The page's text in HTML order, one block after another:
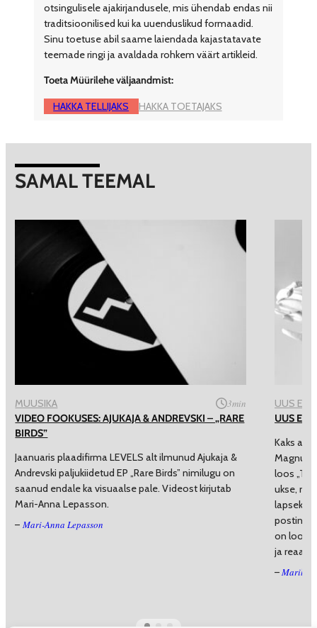
otsingulisele ajakirjandusele, mis ühendab endas nii
traditsioonilised kui ka uuenduslikud formaadid.
Sinu toetuse abil saame laiendada kajastatavate
teemade ringi ja avaldada rohkem väärt artikleid.
Toeta Müürilehe väljaandmist:
HAKKA TELLIJAKS HAKKA TOETAJAKS
SAMAL TEEMAL
MUUSIKA 3min
VIDEO FOOKUSES: AJUKAJA & ANDREVSKI – „RARE
BIRDS”
Jaanuaris plaadifirma LEVELS alt ilmunud Ajukaja &
Andrevski paljukiidetud EP „Rare Birds” nimilugu on
saanud endale ka visuaalse pale. Videost kirjutab
Mari-Anna Lepasson.
– Mari-Anna Lepasson
UUS
UUS
Kaks
Magnus
loos
ukse,
on
ja
– Mariliis